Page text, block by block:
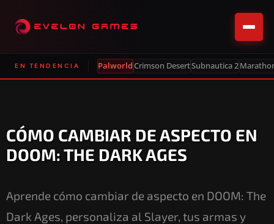
EN TENDENCIA PalworldCrimson DesertSubnautica 2
CÓMO CAMBIAR DE ASPECTO EN
DOOM: THE DARK AGES
Aprende cómo cambiar de aspecto en DOOM: The
Dark Ages, personaliza al Slayer, tus armas y